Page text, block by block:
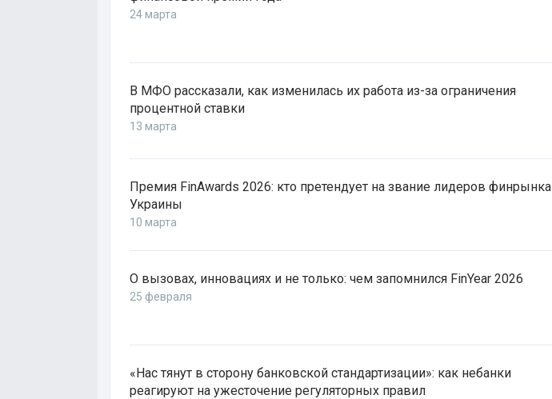
24 марта
В МФО рассказали, как изменилась их работа из-за ограничения
процентной ставки
13 марта
Премия FinAwards 2026: кто претендует на звание лидеров финрынка
Украины
10 марта
О вызовах, инновациях и не только: чем запомнился FinYear 2026
25 февраля
«Нас тянут в сторону банковской стандартизации»: как небанки
реагируют на ужесточение регуляторных правил